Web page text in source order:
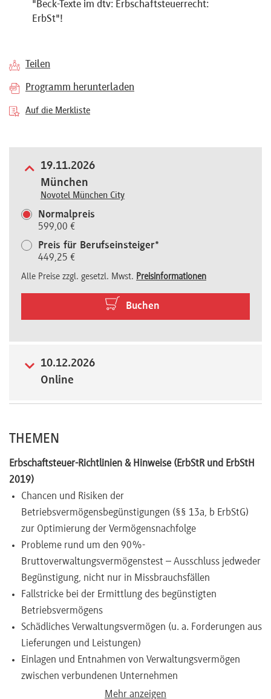
Über
Preisvorteile
Newsletter
"Beck-Texte im dtv: Erbschaftsteuerrecht:
ErbSt"!
Teilen
Programm herunterladen
Auf die Merkliste
19.11.2026
München
Novotel München City
Normalpreis
599,00 €
Preis für Berufseinsteiger*
449,25 €
Alle Preise zzgl. gesetzl. Mwst. Preisinformationen
Buchen
10.12.2026
Online
THEMEN
Erbschaftsteuer-Richtlinien & Hinweise (ErbStR und ErbStH
2019)
Chancen und Risiken der
Betriebsvermögensbegünstigungen (§§ 13a, b ErbStG)
zur Optimierung der Vermögensnachfolge
Probleme rund um den 90%-
Bruttoverwaltungsvermögenstest – Ausschluss jedweder
Begünstigung, nicht nur in Missbrauchsfällen
Fallstricke bei der Ermittlung des begünstigten
Betriebsvermögens
Schädliches Verwaltungsvermögen (u. a. Forderungen aus
Lieferungen und Leistungen)
Einlagen und Entnahmen von Verwaltungsvermögen
zwischen verbundenen Unternehmen
Berechnung und Begrenzung junger Finanzmittel im
Mehr anzeigen